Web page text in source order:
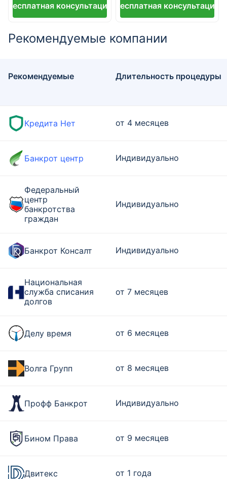
Бесплатная консультация Бесплатная консультация
Рекомендуемые компании
Рекомендуемые Длительность процедуры
Кредита Нет от 4 месяцев
Банкрот центр Индивидуально
Федеральный
центр
банкротства
граждан
Индивидуально
Банкрот Консалт Индивидуально
Национальная
служба списания
долгов
от 7 месяцев
Делу время от 6 месяцев
Волга Групп от 8 месяцев
Профф Банкрот Индивидуально
Бином Права от 9 месяцев
Двитекс от 1 года